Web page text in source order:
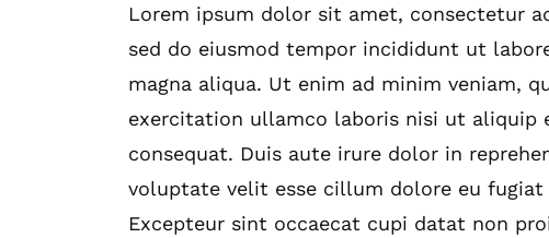
Lorem ipsum dolor sit amet, consectetur
sed do eiusmod tempor incididunt ut
magna aliqua. Ut enim ad minim veniam,
exercitation ullamco laboris nisi ut aliquip
consequat. Duis aute irure dolor in
voluptate velit esse cillum dolore eu
Excepteur sint occaecat cupi datat non